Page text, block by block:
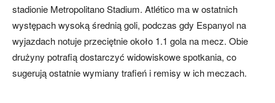
stadionie Metropolitano Stadium. Atlético ma w ostatnich
występach wysoką średnią goli, podczas gdy Espanyol na
wyjazdach notuje przeciętnie około 1.1 gola na mecz. Obie
drużyny potrafią dostarczyć widowiskowe spotkania, co
sugerują ostatnie wymiany trafień i remisy w ich meczach.